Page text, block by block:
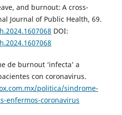
and burnout: A cross-
Journal of Public Health, 69.
DOI:
de burnout ‘infecta’ a
con coronavirus.
politica/sindrome-
enfermos-coronavirus